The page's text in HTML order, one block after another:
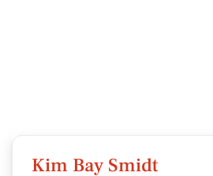
Kim Bay Smidt